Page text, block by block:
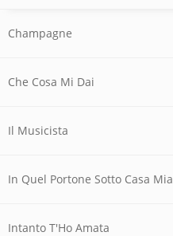
Champagne
Che Cosa Mi Dai
Il Musicista
In Quel Portone Sotto Casa Mia
Intanto T'Ho Amata